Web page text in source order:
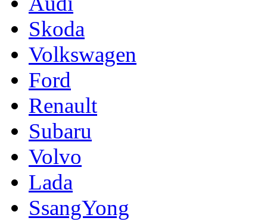
Skoda
Volkswagen
Ford
Renault
Subaru
Volvo
Lada
SsangYong